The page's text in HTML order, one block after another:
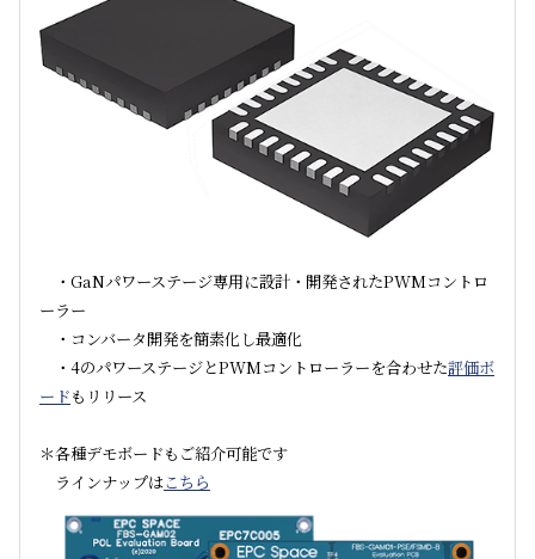
・GaNパワーステージ専用に設計・開発されたPWMコントロ
ーラー
・コンバータ開発を簡素化し最適化
・4のパワーステージとPWMコントローラーを合わせた評価ボ
ードもリリース
＊各種デモボードもご紹介可能です
ラインナップはこちら